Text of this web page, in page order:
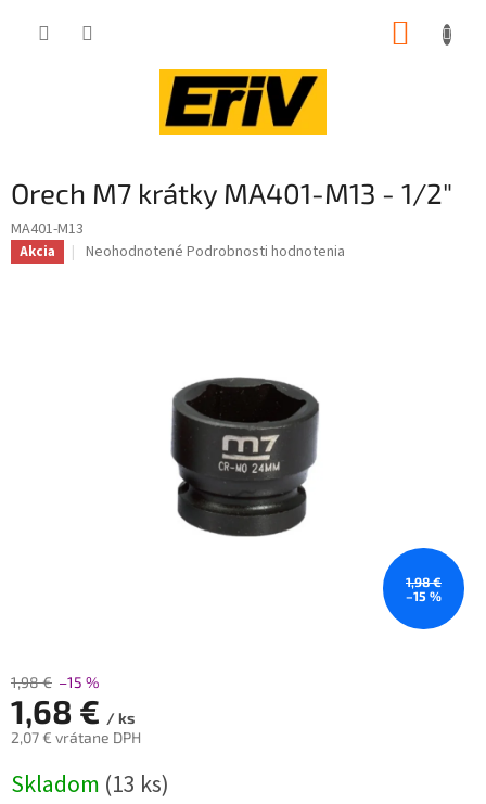
Orech M7 krátky MA401-M13 - 1/2"
MA401-M13
Akcia
Priemerné
Neohodnotené Podrobnosti hodnotenia
1,98 €
–15 %
1,98 € –15 %
1,68 € / ks
2,07 € vrátane DPH
cena:
Skladom (13 ks)